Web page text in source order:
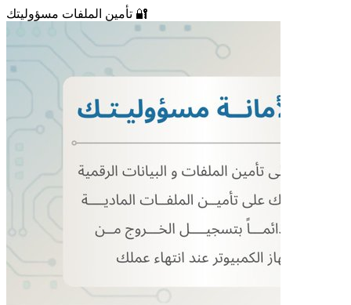
تأمين الملفات مسؤوليتك 🔐